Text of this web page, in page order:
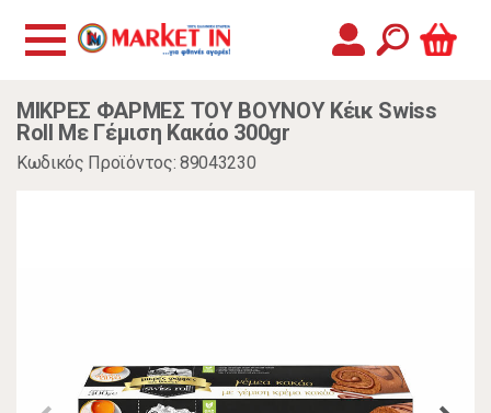
ΜΙΚΡΕΣ ΦΑΡΜΕΣ ΤΟΥ ΒΟΥΝΟΥ Κέικ Swiss
Roll Με Γέμιση Κακάο 300gr
Κωδικός Προϊόντος: 89043230